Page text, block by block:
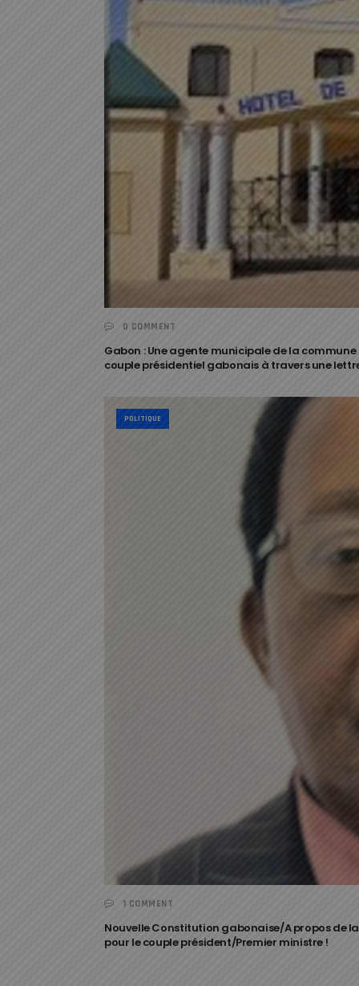
0 COMMENT
Gabon : Une agente municipale de la
couple présidentiel gabonais à travers une
POLITIQUE
1 COMMENT
Nouvelle Constitution gabonaise/A propos de
pour le couple président/Premier ministre !